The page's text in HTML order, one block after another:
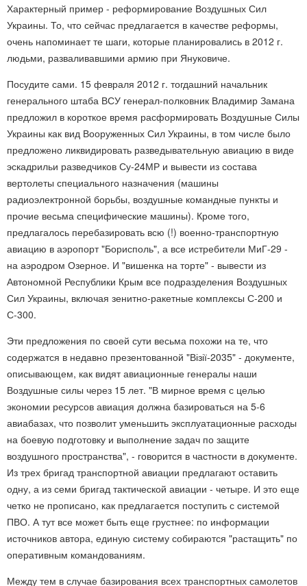
Характерный пример - реформирование Воздушных Сил
Украины. То, что сейчас предлагается в качестве реформы,
очень напоминает те шаги, которые планировались в 2012 г.
людьми, разваливавшими армию при Януковиче.
Посудите сами. 15 февраля 2012 г. тогдашний начальник
генерального штаба ВСУ генерал-полковник Владимир Замана
предложил в короткое время расформировать Воздушные Силы
Украины как вид Вооруженных Сил Украины, в том числе было
предложено ликвидировать разведывательную авиацию в виде
эскадрильи разведчиков Су-24МР и вывести из состава
вертолеты специального назначения (машины
радиоэлектронной борьбы, воздушные командные пункты и
прочие весьма специфические машины). Кроме того,
предлагалось перебазировать всю (!) военно-транспортную
авиацию в аэропорт "Борисполь", а все истребители МиГ-29 -
на аэродром Озерное. И "вишенка на торте" - вывести из
Автономной Республики Крым все подразделения Воздушных
Сил Украины, включая зенитно-ракетные комплексы С-200 и
С-300.
Эти предложения по своей сути весьма похожи на те, что
содержатся в недавно презентованной "Візії-2035" - документе,
описывающем, как видят авиационные генералы наши
Воздушные силы через 15 лет. "В мирное время с целью
экономии ресурсов авиация должна базироваться на 5-6
авиабазах, что позволит уменьшить эксплуатационные расходы
на боевую подготовку и выполнение задач по защите
воздушного пространства", - говорится в частности в документе.
Из трех бригад транспортной авиации предлагают оставить
одну, а из семи бригад тактической авиации - четыре. И это еще
четко не прописано, как предлагается поступить с системой
ПВО. А тут все может быть еще грустнее: по информации
источников автора, единую систему собираются "растащить" по
оперативным командованиям.
Между тем в случае базирования всех транспортных самолетов